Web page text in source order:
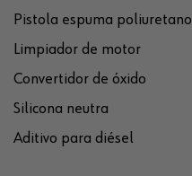
Pistola espuma poliuretano
Limpiador de motor
Convertidor de óxido
Silicona neutra
Aditivo para diésel